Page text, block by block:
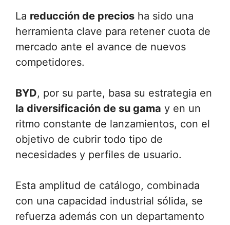
La reducción de precios ha sido una
herramienta clave para retener cuota de
mercado ante el avance de nuevos
competidores.
BYD, por su parte, basa su estrategia en
la diversificación de su gama y en un
ritmo constante de lanzamientos, con el
objetivo de cubrir todo tipo de
necesidades y perfiles de usuario.
Esta amplitud de catálogo, combinada
con una capacidad industrial sólida, se
refuerza además con un departamento